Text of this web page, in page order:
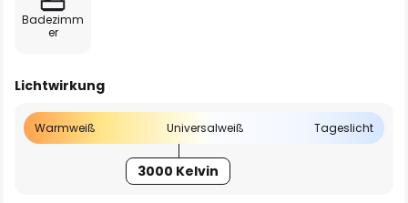
Badezimm
er
Lichtwirkung
Warmweiß Universalweiß Tageslicht
3000 Kelvin